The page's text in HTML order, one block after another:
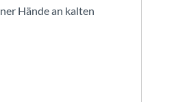
Hände an kalten